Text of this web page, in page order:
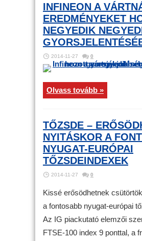
INFINEON A
EREDMÉNYEKET
NEGYEDIK
2014-11-27 0
Olvass tovább »
TŐZSDE –
NYITÁSKOR A
NYUGAT-EURÓPAI
TŐZSDEINDEXEK
2014-11-27 0
Kissé erősödhetnek
a fontosabb nyugat-európai
Az IG piackutató elemzői
FTSE-100 index 9 ponttal, a